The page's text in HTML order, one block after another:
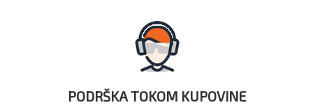
PODRŠKA TOKOM KUPOVINE